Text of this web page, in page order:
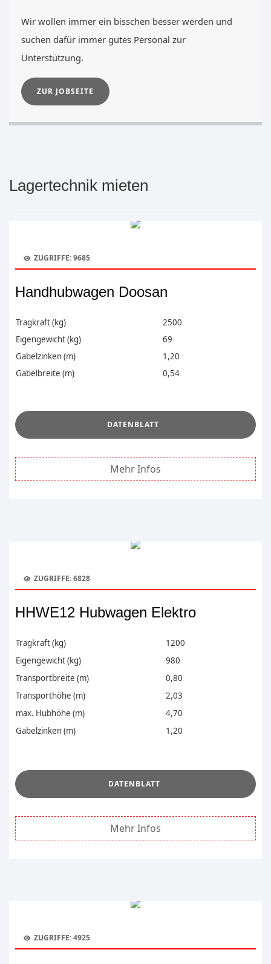
Wir wollen immer ein bisschen besser werden und
suchen dafür immer gutes Personal zur
Unterstützung.
ZUR JOBSEITE
Lagertechnik mieten
ZUGRIFFE: 9685
Handhubwagen Doosan
Tragkraft (kg)
2500
Eigengewicht (kg)
69
Gabelzinken (m)
1,20
Gabelbreite (m)
0,54
DATENBLATT
Mehr Infos
ZUGRIFFE: 6828
HHWE12 Hubwagen Elektro
Tragkraft (kg)
1200
Eigengewicht (kg)
980
Transportbreite (m)
0,80
Transporthöhe (m)
2,03
max. Hubhöhe (m)
4,70
Gabelzinken (m)
1,20
DATENBLATT
Mehr Infos
ZUGRIFFE: 4925